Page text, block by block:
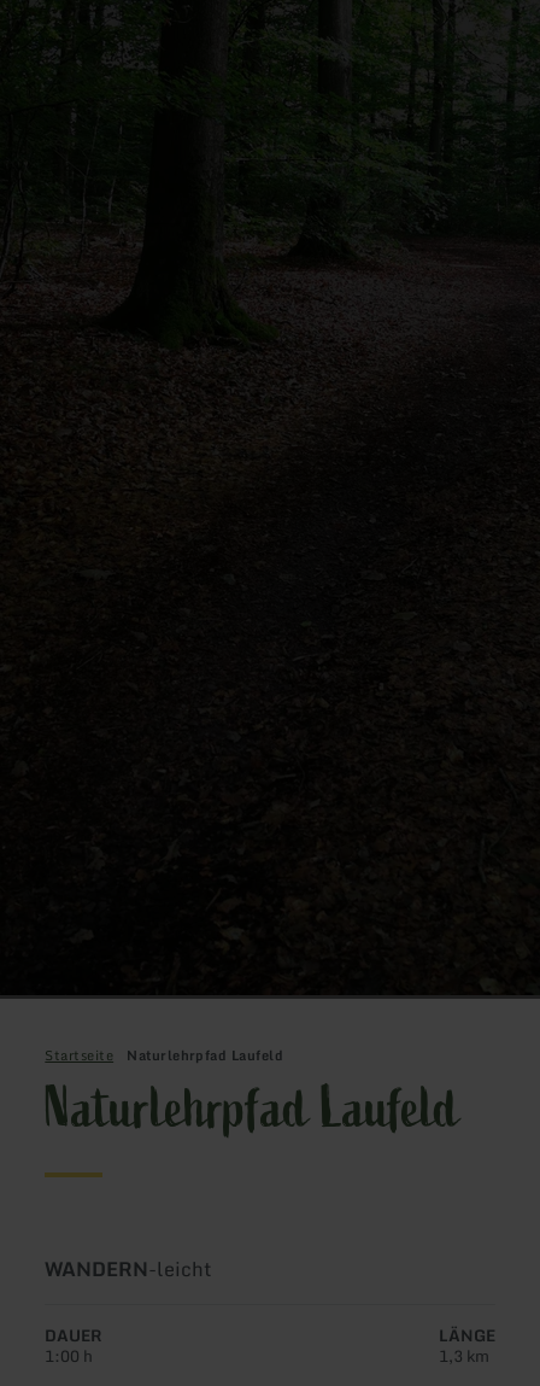
Startseite Naturlehrpfad Laufeld
Naturlehrpfad Laufeld
Art
Tour:
WANDERN-Schwierigkeit:
leicht
DAUER
1:00 h
LÄNGE
1,3 km